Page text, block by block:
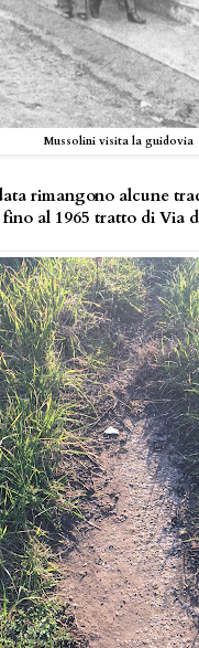
Mussolini visita la guidovia
rimangono alcune
al 1965 tratto di Via